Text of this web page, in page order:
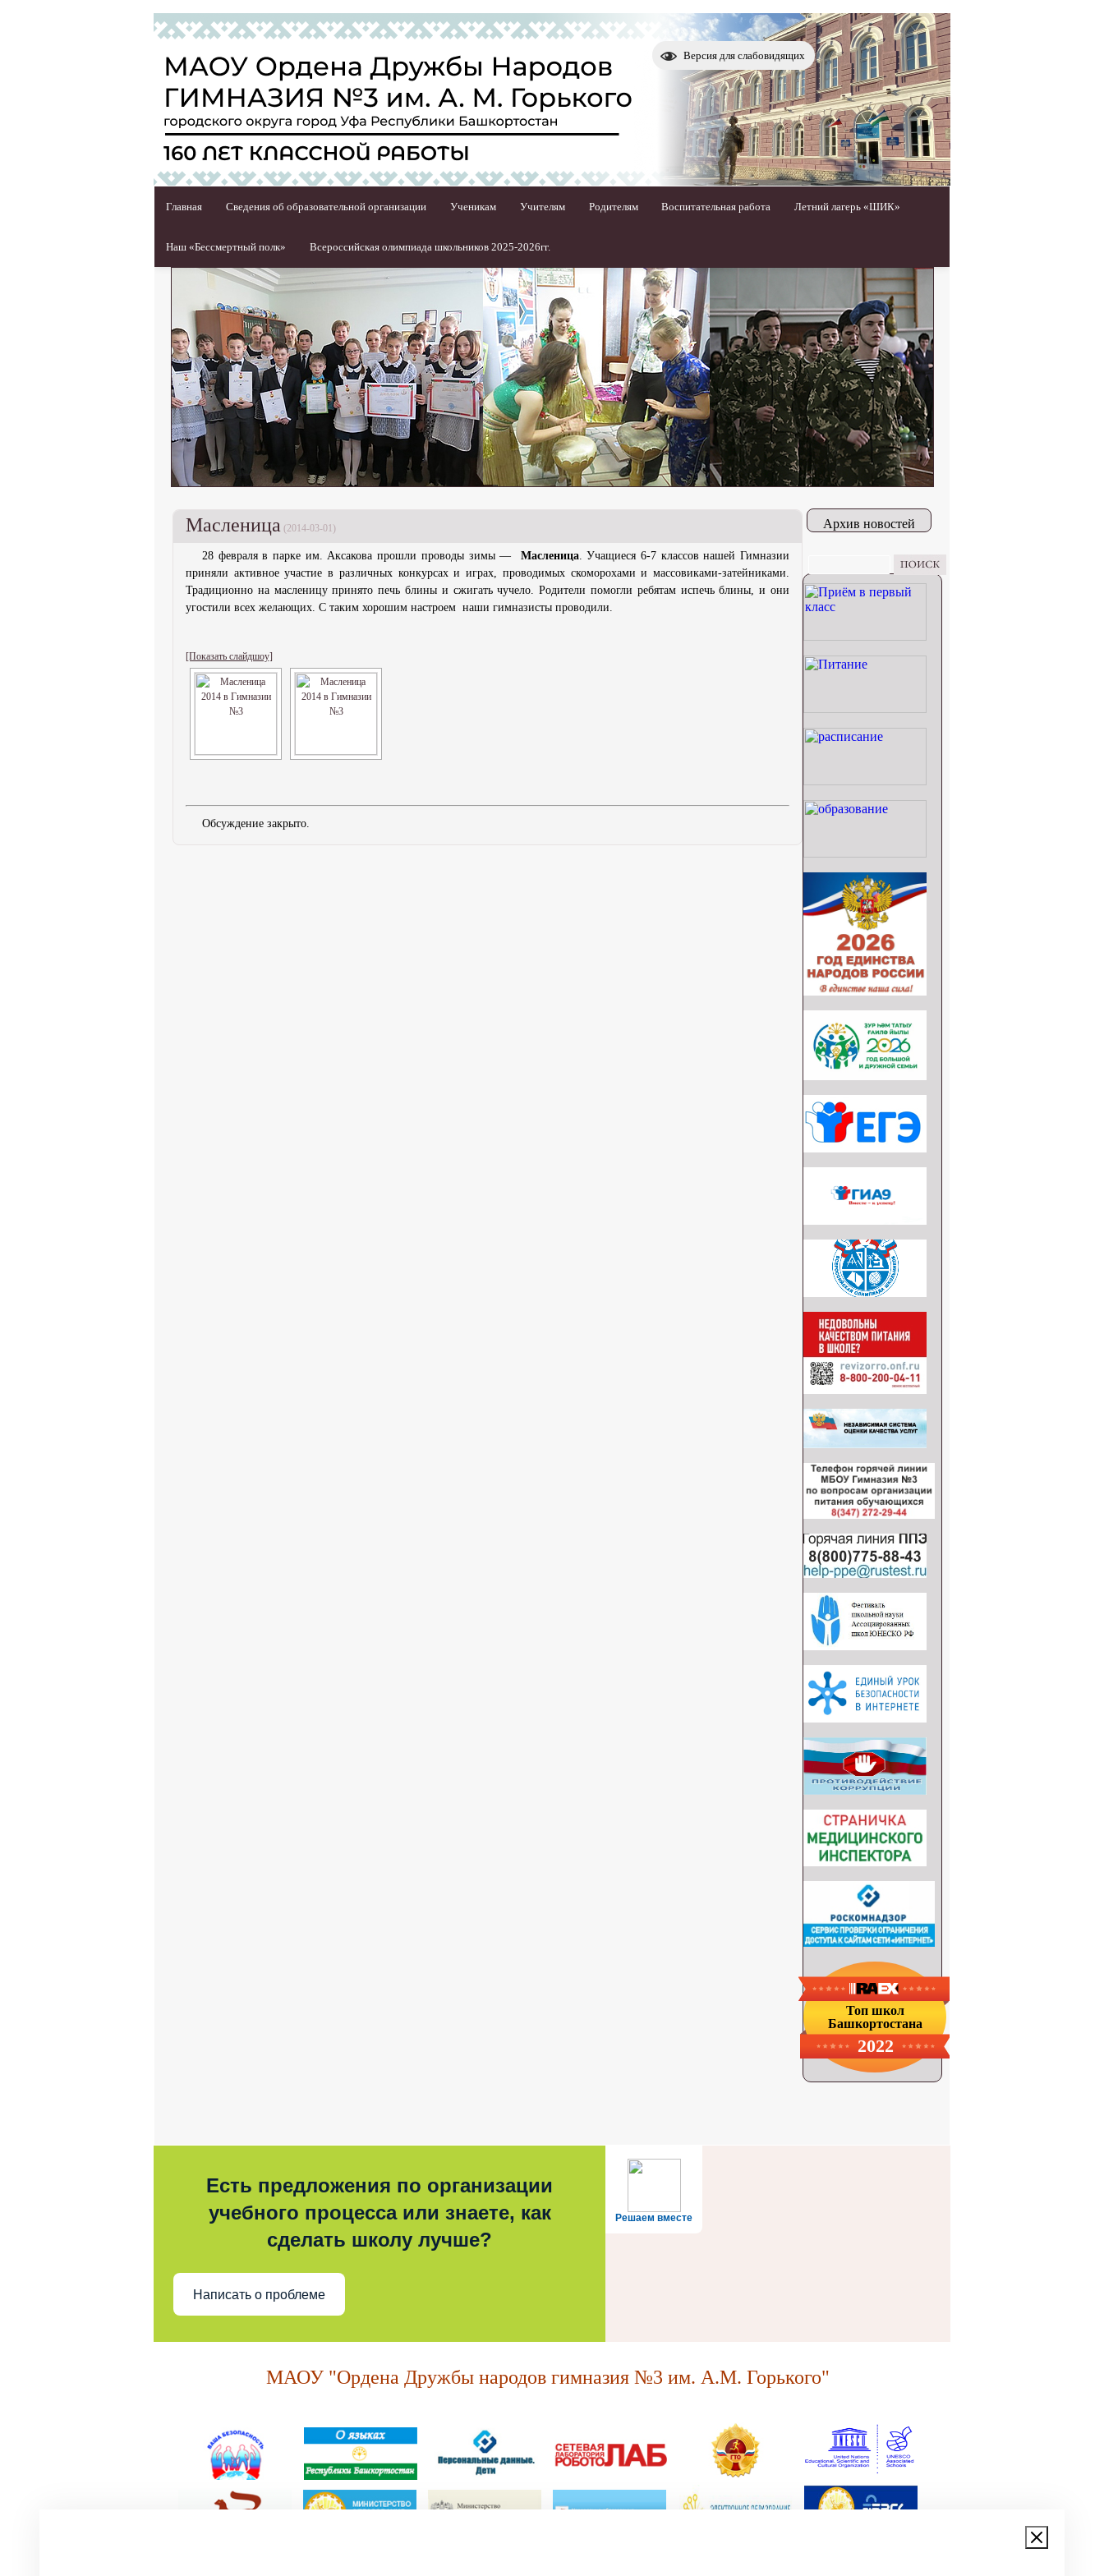
Версия для слабовидящих
Главная Сведения об образовательной организации Ученикам Учителям Родителям Воспитательная работа Летний лагерь «ШИК»
Наш «Бессмертный полк» Всероссийская олимпиада школьников 2025-2026гг.
Масленица (2014-03-01)
28 февраля в парке им. Аксакова прошли проводы зимы — Масленица. Учащиеся 6-7 классов нашей Гимназии
приняли активное участие в различных конкурсах и играх, проводимых скоморохами и массовиками-затейниками.
Традиционно на масленицу принято печь блины и сжигать чучело. Родители помогли ребятам испечь блины, и они
угостили всех желающих. С таким хорошим настроем наши гимназисты проводили.
[Показать слайдшоу]
Обсуждение закрыто.
Архив новостей
Топ школ
Башкортостана
2022
Решаем вместе
Есть предложения по организации
учебного процесса или знаете, как
сделать школу лучше?
Написать о проблеме
МАОУ "Ордена Дружбы народов гимназия №3 им. А.М. Горького"